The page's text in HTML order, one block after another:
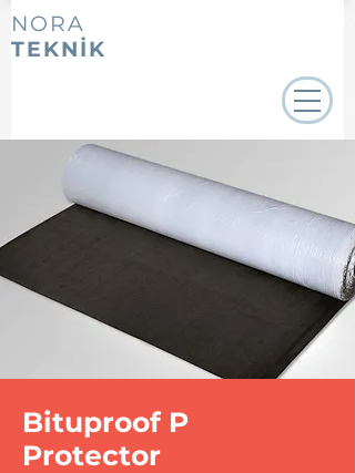
NORA
TEKNİK
Bituproof P
Protector